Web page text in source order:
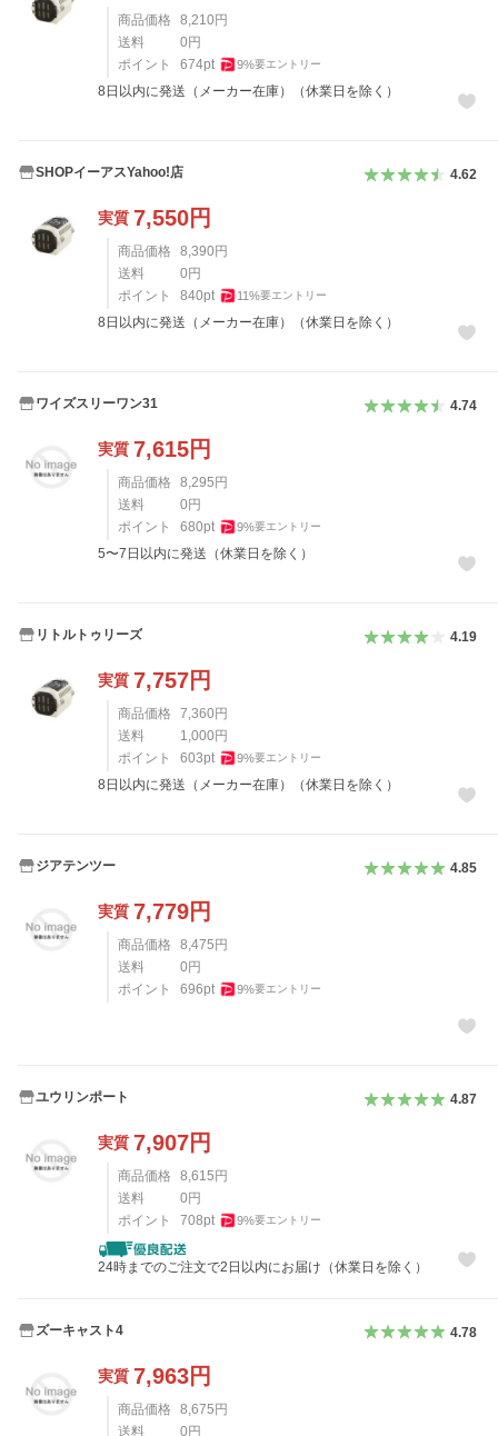
商品価格 8,210 円
送料
0 円
ポイント
674pt 9%要エントリー
8日以内に発送（メーカー在庫）（休業日を除く）
SHOPイーアスYahoo!店 4.62
実質 7,550円
商品価格 8,390 円
送料
0 円
ポイント
840pt 11%要エントリー
8日以内に発送（メーカー在庫）（休業日を除く）
ワイズスリーワン31 4.74
実質 7,615円
商品価格 8,295 円
送料
0 円
ポイント
680pt 9%要エントリー
5〜7日以内に発送（休業日を除く）
リトルトゥリーズ 4.19
実質 7,757円
商品価格 7,360 円
送料
1,000 円
ポイント
603pt 9%要エントリー
8日以内に発送（メーカー在庫）（休業日を除く）
ジアテンツー 4.85
実質 7,779円
商品価格 8,475 円
送料
0 円
ポイント
696pt 9%要エントリー
ユウリンポート 4.87
実質 7,907円
商品価格 8,615 円
送料
0 円
ポイント
708pt 9%要エントリー
24時までのご注文で2日以内にお届け（休業日を除く）
ズーキャスト4 4.78
実質 7,963円
商品価格 8,675円
送料
0円